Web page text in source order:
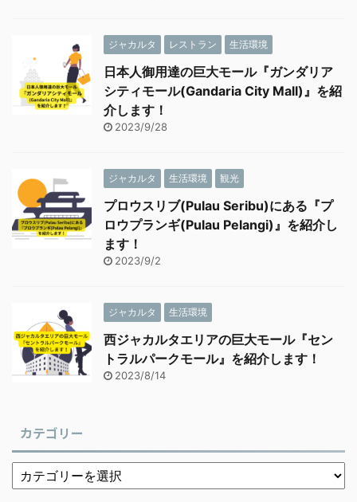
ジャカルタ レストラン 生活環境
日本人御用達の巨大モール『ガンダリア
シティモール(Gandaria City Mall)』を紹
介します！
2023/9/28
ジャカルタ 生活環境 観光
プロウスリブ(Pulau Seribu)にある『プ
ロウプランギ(Pulau Pelangi)』を紹介し
ます！
2023/9/2
ジャカルタ 生活環境
西ジャカルタエリアの巨大モール『セン
トラルパークモール』を紹介します！
2023/8/14
カテゴリー